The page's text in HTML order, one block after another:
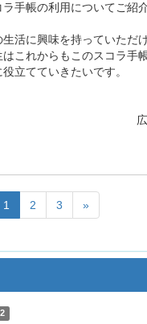
手帳の利用についてご紹
活に興味を持っていただ
これからもこのスコラ手
立てていきたいです。
1 2 3 »
2